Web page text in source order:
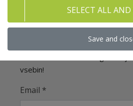
Brezplačno prenesite
dokument! (1/2)
Nečlanom omogočamo prenos
vsebin!
Email *
SELECT ALL AND
Save and